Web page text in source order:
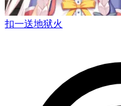
扣一送地狱火